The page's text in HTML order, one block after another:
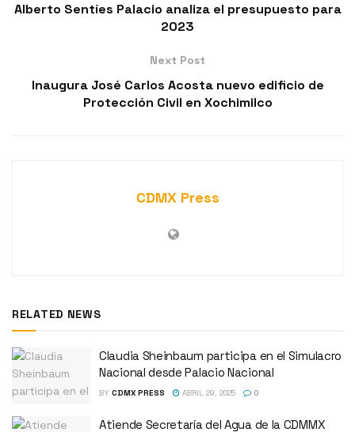
Alberto Sentíes Palacio analiza el presupuesto para
2023
Next Post
Inaugura José Carlos Acosta nuevo edificio de
Protección Civil en Xochimilco
CDMX Press
RELATED NEWS
Claudia Sheinbaum participa en el Simulacro
Nacional desde Palacio Nacional
BY CDMX PRESS ABRIL 29, 2025 0
Atiende Secretaría del Agua de la CDMMX